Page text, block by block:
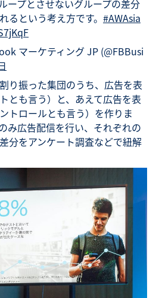
ープとさせないグループの差分
るという考え方です。 #AWAsia
マーケティング JP (@FBBusi
り振った集団のうち、広告を表
とも言う）と、あえて広告を表
トロールとも言う）を作りま
み広告配信を行い、それぞれの
分をアンケート調査などで紐解